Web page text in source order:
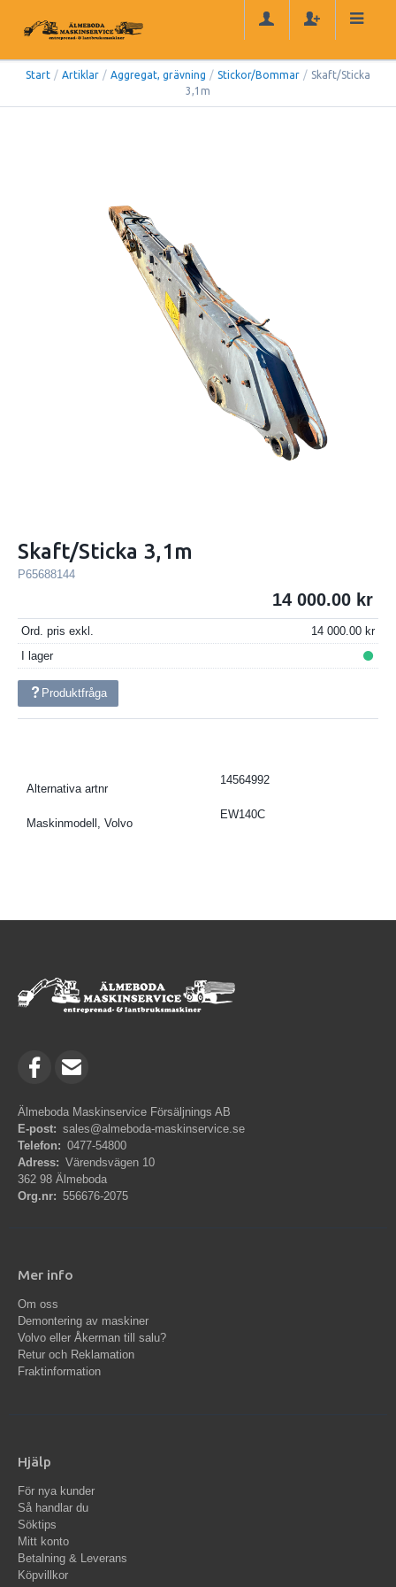
Start / Artiklar / Aggregat, grävning / Stickor/Bommar / Skaft/Sticka
3,1m
Skaft/Sticka 3,1m
P65688144
14 000.00
Ord. pris exkl.
14 000.00
I lager
Produktfråga
Alternativa artnr
14564992
Maskinmodell, Volvo
EW140C
Älmeboda Maskinservice Försäljnings AB
E-post: sales@almeboda-maskinservice.se
Telefon: 0477-54800
Adress: Värendsvägen 10
362 98 Älmeboda
Org.nr: 556676-2075
Mer info
Om oss
Demontering av maskiner
Volvo eller Åkerman till salu?
Retur och Reklamation
Fraktinformation
Hjälp
För nya kunder
Så handlar du
Söktips
Mitt konto
Betalning & Leverans
Köpvillkor